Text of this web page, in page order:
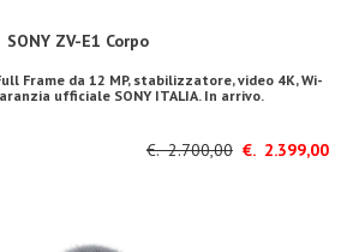
SONY ZV-E1 Corpo
Frame da 12 MP, stabilizzatore, video 4K, Wi-
ufficiale SONY ITALIA. In arrivo.
€. 2.700,00 €. 2.399,00